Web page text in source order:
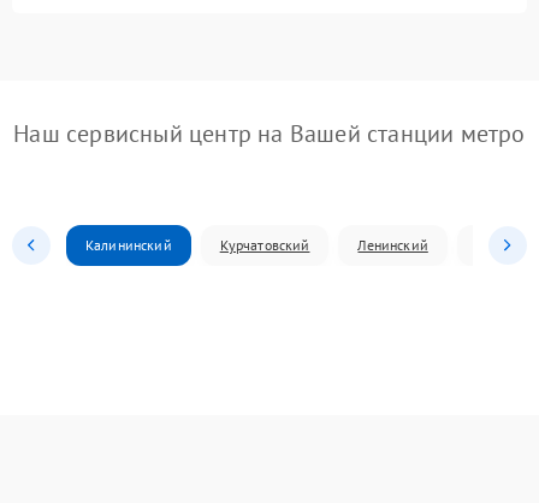
Наш сервисный центр на Вашей станции метро
Калининский Курчатовский Ленинский